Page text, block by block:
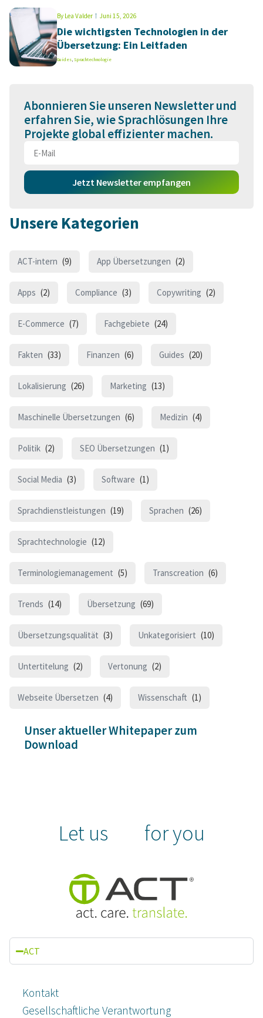
ByLea Valder Juni 15, 2026
Die wichtigsten Technologien in der
Übersetzung: Ein Leitfaden
Guides, Sprachtechnologie
Abonnieren Sie unseren Newsletter und
erfahren Sie, wie Sprachlösungen Ihre
Projekte global effizienter machen.
Jetzt Newsletter empfangen
Unsere Kategorien
ACT-intern (9) App Übersetzungen (2)
Apps (2) Compliance (3) Copywriting (2)
E-Commerce (7) Fachgebiete (24)
Fakten (33) Finanzen (6) Guides (20)
Lokalisierung (26) Marketing (13)
Maschinelle Übersetzungen (6) Medizin (4)
Politik (2) SEO Übersetzungen (1)
Social Media (3) Software (1)
Sprachdienstleistungen (19) Sprachen (26)
Sprachtechnologie (12)
Terminologiemanagement (5) Transcreation (6)
Trends (14) Übersetzung (69)
Übersetzungsqualität (3) Unkategorisiert (10)
Untertitelung (2) Vertonung (2)
Webseite Übersetzen (4) Wissenschaft (1)
Unser aktueller Whitepaper zum
Download
Let us for you
ACT
Kontakt
Gesellschaftliche Verantwortung